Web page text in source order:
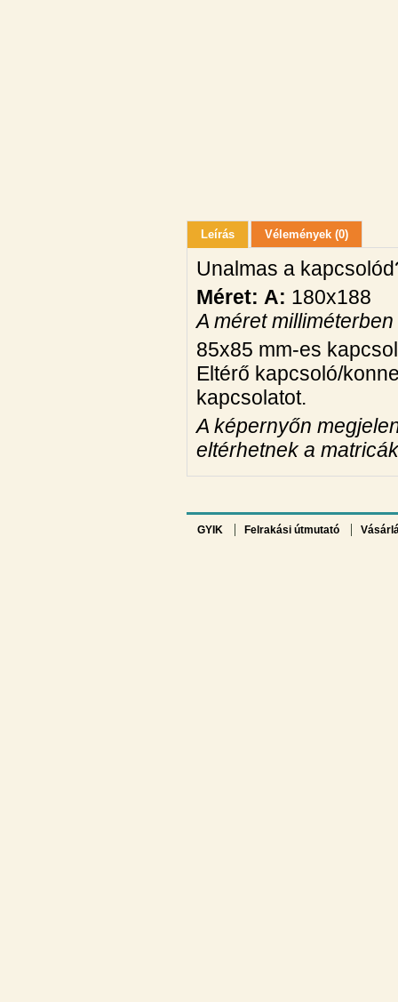
Leírás Vélemények (0)
Unalmas a
Méret: A: 180x188
A méret
85x85 mm-es
Eltérő kapcsoló/
kapcsolatot.
A képernyőn
eltérhetnek a
GYIK Felrakási útmutató